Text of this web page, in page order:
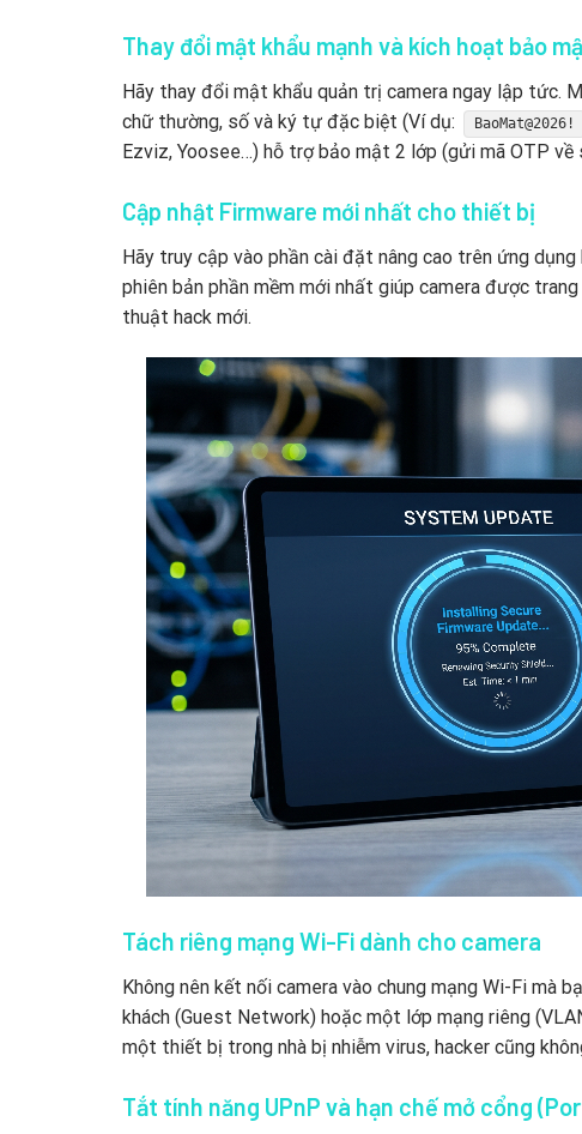
Thay đổi mật khẩu mạnh và kích hoạt bảo
Hãy thay đổi mật khẩu quản trị camera ngay lập tức.
chữ thường, số và ký tự đặc biệt (Ví dụ:
BaoMat@2026!
Ezviz, Yoosee…) hỗ trợ bảo mật 2 lớp (gửi mã OTP
Cập nhật Firmware mới nhất cho thiết bị
Hãy truy cập vào phần cài đặt nâng cao trên ứng
phiên bản phần mềm mới nhất giúp camera được
thuật hack mới.
Tách riêng mạng Wi-Fi dành cho camera
Không nên kết nối camera vào chung mạng Wi-Fi mà
khách (Guest Network) hoặc một lớp mạng riêng
một thiết bị trong nhà bị nhiễm virus, hacker cũng
Tắt tính năng UPnP và hạn chế mở cổng